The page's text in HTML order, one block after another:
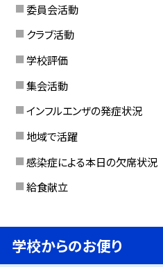
委員会活動
クラブ活動
学校評価
集会活動
インフルエンザの発症状況
地域で活躍
感染症による本日の欠席状況
給食献立
学校からのお便り